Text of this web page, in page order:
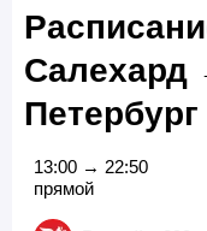
Салехард
Петербург
13:00 → 22:50
прямой